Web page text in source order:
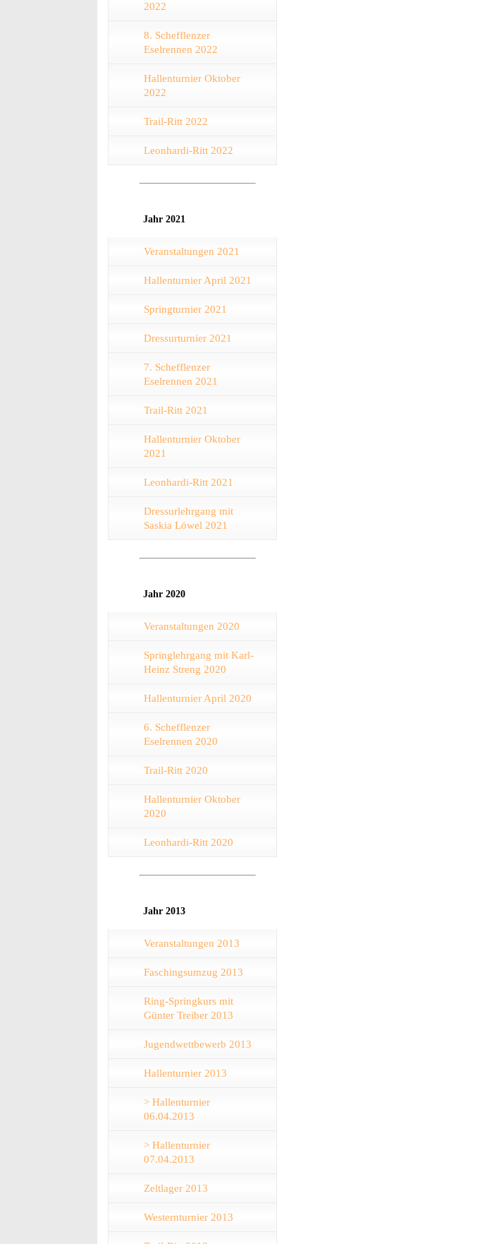
2022
8. Schefflenzer
Eselrennen 2022
Hallenturnier Oktober
2022
Trail-Ritt 2022
Leonhardi-Ritt 2022
Jahr 2021
Veranstaltungen 2021
Hallenturnier April 2021
Springturnier 2021
Dressurturnier 2021
7. Schefflenzer
Eselrennen 2021
Trail-Ritt 2021
Hallenturnier Oktober
2021
Leonhardi-Ritt 2021
Dressurlehrgang mit
Saskia Löwel 2021
Jahr 2020
Veranstaltungen 2020
Springlehrgang mit Karl-
Heinz Streng 2020
Hallenturnier April 2020
6. Schefflenzer
Eselrennen 2020
Trail-Ritt 2020
Hallenturnier Oktober
2020
Leonhardi-Ritt 2020
Jahr 2013
Veranstaltungen 2013
Faschingsumzug 2013
Ring-Springkurs mit
Günter Treiber 2013
Jugendwettbewerb 2013
Hallenturnier 2013
> Hallenturnier
06.04.2013
> Hallenturnier
07.04.2013
Zeltlager 2013
Westernturnier 2013